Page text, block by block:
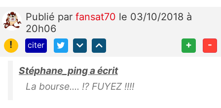
Publié par fansat70 le 03/10/2018 à
20h06
!
citer + -
Stéphane_ping a écrit
La bourse.... !? FUYEZ !!!!